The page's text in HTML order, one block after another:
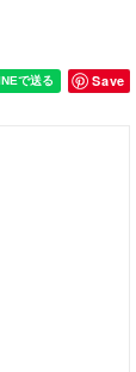
Save